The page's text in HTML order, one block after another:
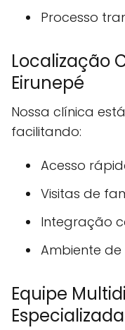
Processo
Localização
Eirunepé
Nossa clínica
facilitando:
Acesso
Visitas de
Integração
Ambiente
Equipe
Especializada